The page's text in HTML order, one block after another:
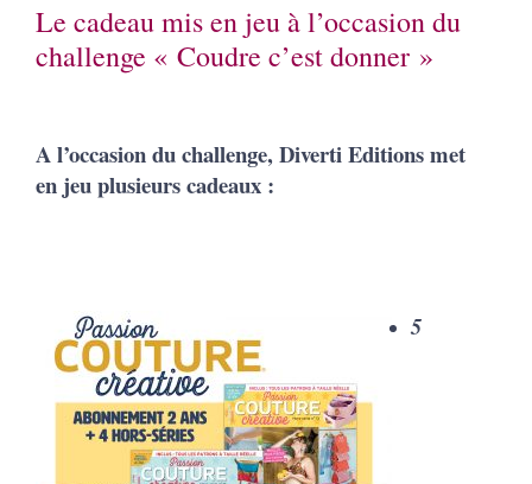
Le cadeau mis en jeu à l’occasion du
challenge « Coudre c’est donner »
A l’occasion du challenge, Diverti Editions met
en jeu plusieurs cadeaux :
5